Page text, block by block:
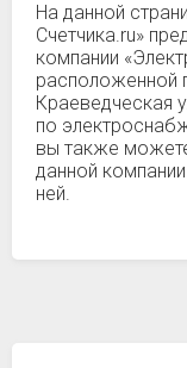
На данной
Счетчика.ru»
компании
расположенной
Краеведческая
по
вы также
данной
ней.